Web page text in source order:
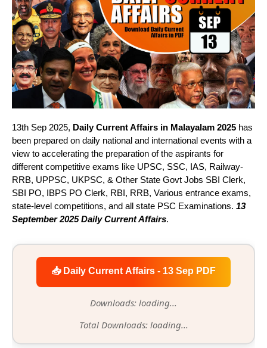
13th Sep 2025, Daily Current Affairs in Malayalam 2025 has
been prepared on daily national and international events with a
view to accelerating the preparation of the aspirants for
different competitive exams like UPSC, SSC, IAS, Railway-
RRB, UPPSC, UKPSC, & Other State Govt Jobs SBI Clerk,
SBI PO, IBPS PO Clerk, RBI, RRB, Various entrance exams,
state-level competitions, and all state PSC Examinations. 13
September 2025 Daily Current Affairs.
📥 Daily Current Affairs - 13 Sep PDF
Downloads: loading...
Total Downloads: loading...